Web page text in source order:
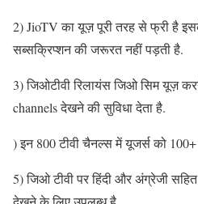
2) JioTV का यूज़ पूरी तरह से फ्री है
सब्सक्रिप्शन की जरूरत नहीं पड़ती है.
3) जिओटीवी रिलायंस जिओ सिम यूज़
channels देखने की सुविधा देता है.
) इन 800 टीवी चैनल्स में यूजर्स को
5) जिओ टीवी पर हिंदी और अंग्रेजी